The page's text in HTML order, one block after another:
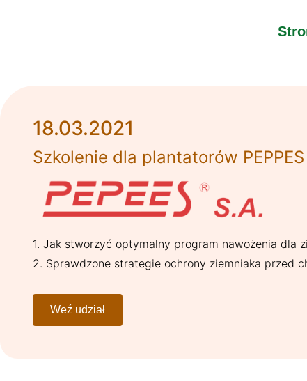
18.03.2021
Szkolenie dla plantatorów PEPPES
1. Jak stworzyć optymalny program nawożenia dla
2. Sprawdzone strategie ochrony ziemniaka przed
Weź udział